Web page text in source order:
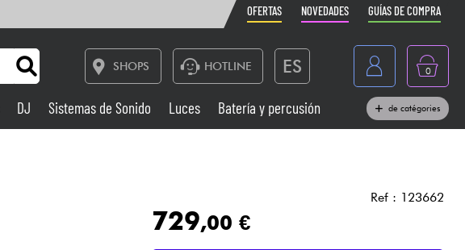
OFERTAS NOVEDADES GUÍAS DE COMPRA
SHOPS HOTLINE ES
France
Belgique
Nederland
0
Sistemas de Sonido
DJ Sistemas de Sonido Luces Batería y percusión de catégories
Ref : 123662
729,00 €